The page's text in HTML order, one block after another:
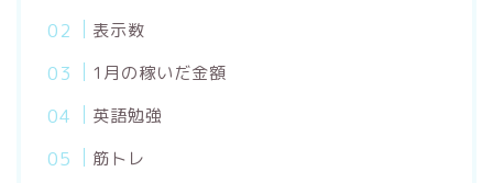
表示数
1月の稼いだ金額
英語勉強
筋トレ